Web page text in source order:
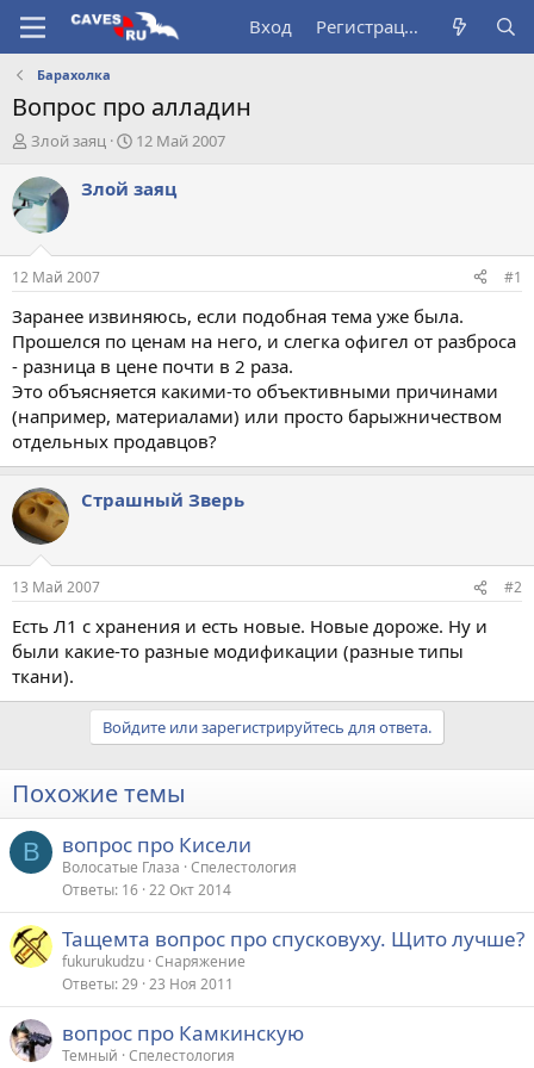
Вход Регистрация
Барахолка
Вопрос про алладин
А
т
о
р
т
е
м
ы
Злой заяц
Д
т
а
л
12 Май 2007
Злой заяц
12 Май 2007 #1
Заранее извиняюсь, если подобная тема уже была.
Прошелся по ценам на него, и слегка офигел от разброса
- разница в цене почти в 2 раза.
Это объясняется какими-то объективными причинами
(например, материалами) или просто барыжничеством
отдельных продавцов?
Страшный Зверь
13 Май 2007 #2
Есть Л1 с хранения и есть новые. Новые дороже. Ну и
были какие-то разные модификации (разные типы
ткани).
Войдите или зарегистрируйтесь для ответа.
Похожие темы
В вопрос про Кисели
Волосатые Глаза Спелестология
Ответы 16 22 Окт 2014
Тащемта вопрос про спусковуху. Щито лучше?
fukurukudzu Снаряжение
Ответы 29 23 Ноя 2011
вопрос про Камкинскую
Темный Спелестология